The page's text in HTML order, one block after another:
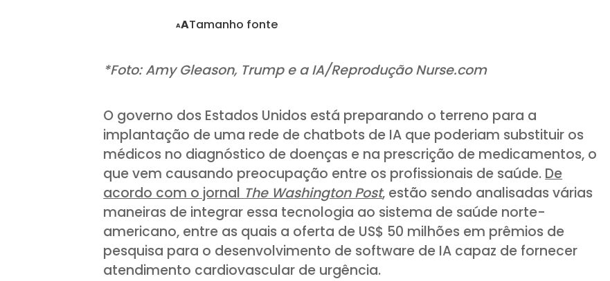
AATamanho fonte
*Foto: Amy Gleason, Trump e a IA/Reprodução Nurse.com
O governo dos Estados Unidos está preparando o terreno para a
implantação de uma rede de chatbots de IA que poderiam substituir os
médicos no diagnóstico de doenças e na prescrição de medicamentos, o
que vem causando preocupação entre os profissionais de saúde. De
acordo com o jornal The Washington Post, estão sendo analisadas várias
maneiras de integrar essa tecnologia ao sistema de saúde norte-
americano, entre as quais a oferta de US$ 50 milhões em prêmios de
pesquisa para o desenvolvimento de software de IA capaz de fornecer
atendimento cardiovascular de urgência.